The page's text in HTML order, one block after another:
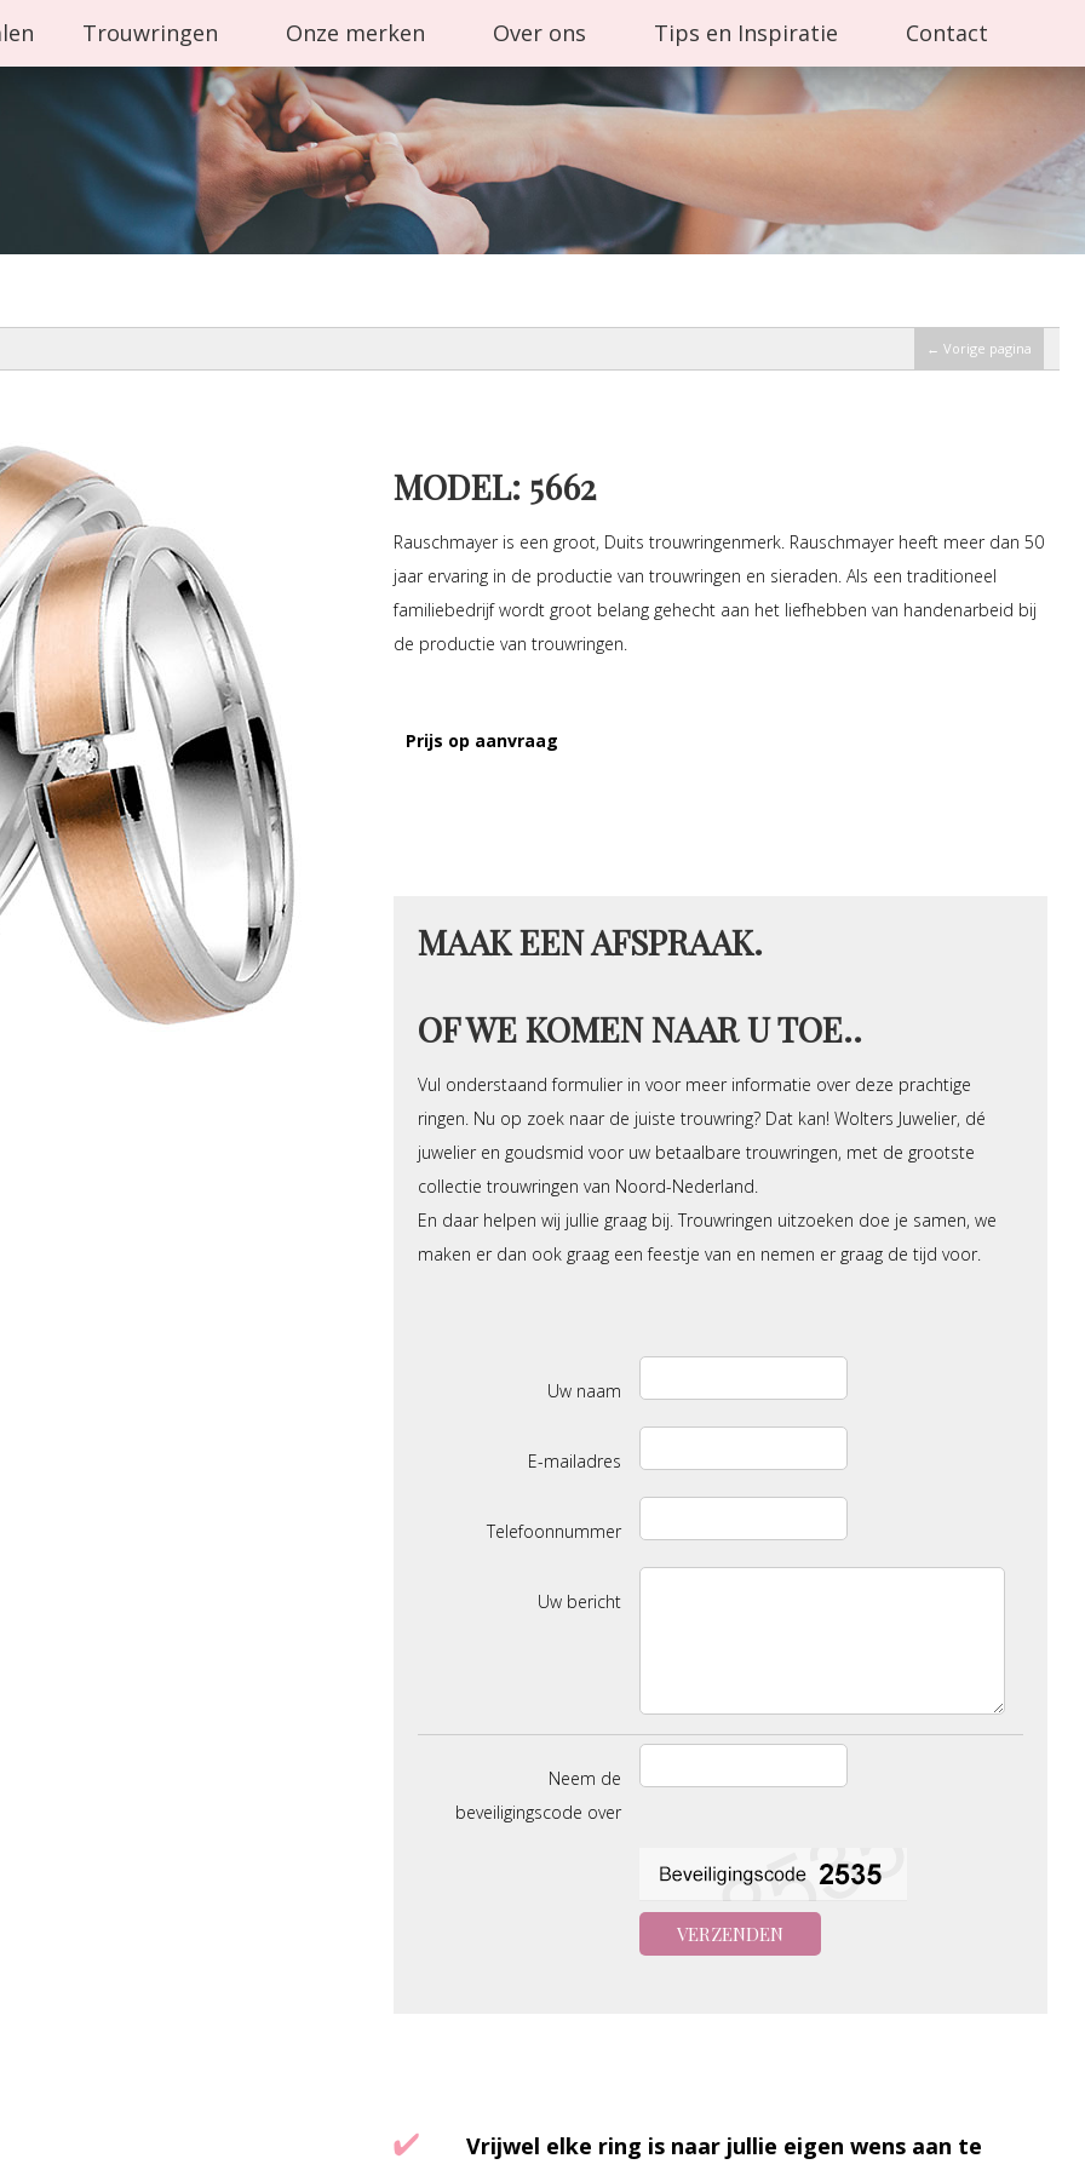
Trouwringen Onze merken Over ons Tips en Inspiratie Contact
← Vorige pagina
MODEL: 5662
Rauschmayer is een groot, Duits trouwringenmerk. Rauschmayer heeft meer dan 50
jaar ervaring in de productie van trouwringen en sieraden. Als een traditioneel
familiebedrijf wordt groot belang gehecht aan het liefhebben van handenarbeid bij
de productie van trouwringen.
Prijs op aanvraag
MAAK EEN AFSPRAAK.
OF WE KOMEN NAAR U TOE..
Vul onderstaand formulier in voor meer informatie over deze prachtige
ringen. Nu op zoek naar de juiste trouwring? Dat kan! Wolters Juwelier, dé
juwelier en goudsmid voor uw betaalbare trouwringen, met de grootste
collectie trouwringen van Noord-Nederland.
En daar helpen wij jullie graag bij. Trouwringen uitzoeken doe je samen, we
maken er dan ook graag een feestje van en nemen er graag de tijd voor.
Uw naam
E-mailadres
Telefoonnummer
Uw bericht
Neem de
beveiligingscode over
Vrijwel elke ring is naar jullie eigen wens aan te